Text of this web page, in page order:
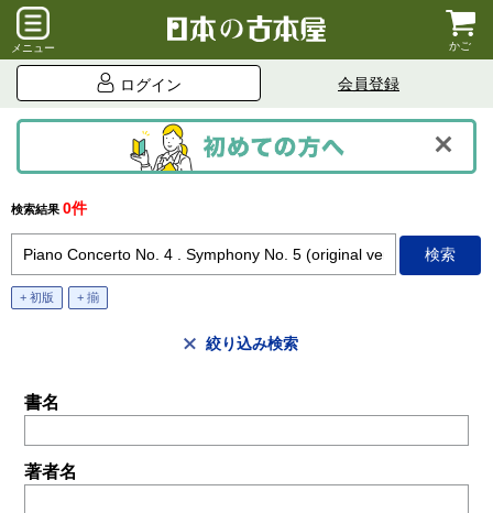
メニュー かご
ログイン 会員登録
検索結果 0件
+ 初版 + 揃
絞り込み検索
書名
著者名